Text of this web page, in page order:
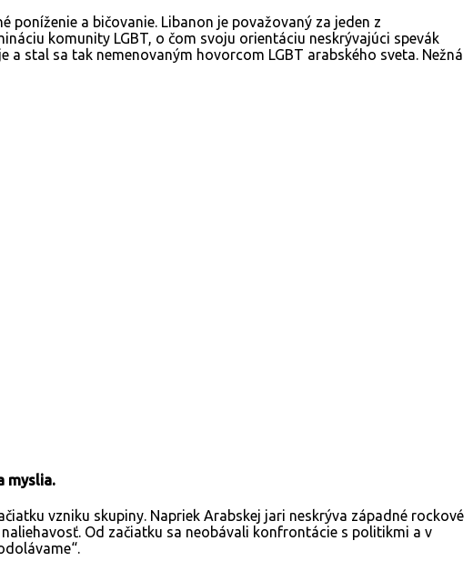
a bičovanie. Libanon je považovaný za jeden z
komunity LGBT, o čom svoju orientáciu neskrývajúci spevák
stal sa tak nemenovaným hovorcom LGBT arabského sveta. Nežná
myslia.
vzniku skupiny. Napriek Arabskej jari neskrýva západné rockové
Od začiatku sa neobávali konfrontácie s politikmi a v